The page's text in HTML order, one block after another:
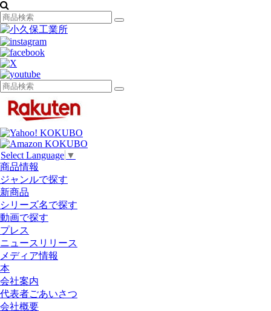
Select Language ▼
商品情報
ジャンルで探す
新商品
シリーズ名で探す
動画で探す
プレス
ニュースリリース
メディア情報
本
会社案内
代表者ごあいさつ
会社概要